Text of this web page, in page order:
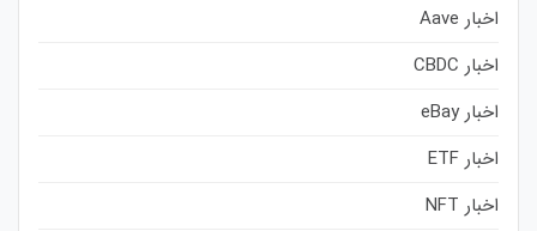
اخبار Aave
اخبار CBDC
اخبار eBay
اخبار ETF
اخبار NFT